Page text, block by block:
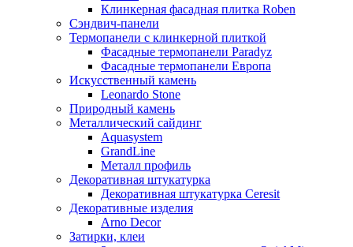
Клинкерная фасадная плитка Roben
Сэндвич-панели
Термопанели с клинкерной плиткой
Фасадные термопанели Paradyz
Фасадные термопанели Европа
Искусственный камень
Leonardo Stone
Природный камень
Металлический сайдинг
Aquasystem
GrandLine
Металл профиль
Декоративная штукатурка
Декоративная штукатурка Ceresit
Декоративные изделия
Arno Decor
Затирки, клеи